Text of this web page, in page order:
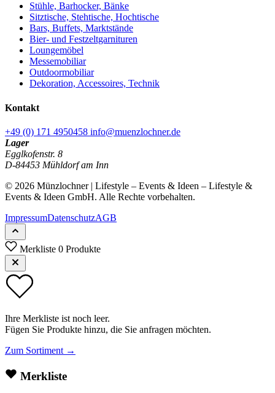
Stühle, Barhocker, Bänke
Sitztische, Stehtische, Hochtische
Bars, Buffets, Marktstände
Bier- und Festzeltgarnituren
Loungemöbel
Messemobiliar
Outdoormobiliar
Dekoration, Accessoires, Technik
Kontakt
+49 (0) 171 4950458 info@muenzlochner.de
Lager
Egglkofenstr. 8
D-84453 Mühldorf am Inn
© 2026 Münzlochner | Lifestyle – Events & Ideen – Lifestyle &
Events & Ideen GmbH. Alle Rechte vorbehalten.
ImpressumDatenschutzAGB
Merkliste 0 Produkte
Ihre Merkliste ist noch leer.
Fügen Sie Produkte hinzu, die Sie anfragen möchten.
Zum Sortiment →
Merkliste